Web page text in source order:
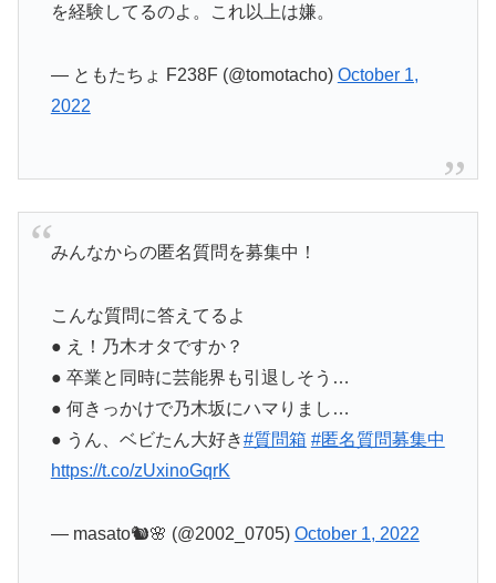
を経験してるのよ。これ以上は嫌。
— ともたちょ F238F (@tomotacho) October 1,
2022
みんなからの匿名質問を募集中！
こんな質問に答えてるよ
● え！乃木オタですか？
● 卒業と同時に芸能界も引退しそう…
● 何きっかけで乃木坂にハマりまし…
● うん、ベビたん大好き#質問箱 #匿名質問募集中
https://t.co/zUxinoGqrK
— masato🐿🌸 (@2002_0705) October 1, 2022